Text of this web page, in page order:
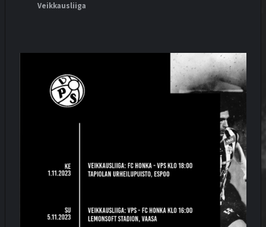
Veikkausliiga